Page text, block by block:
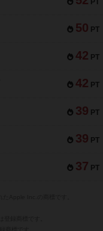
PT
50 PT
42 PT
42 PT
39 PT
39 PT
37 PT